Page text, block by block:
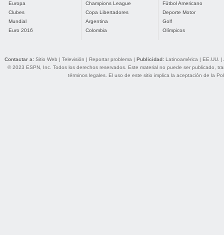
Europa
Clubes
Mundial
Euro 2016
Champions League
Copa Libertadores
Argentina
Colombia
Fútbol Americano
Deporte Motor
Golf
Olímpicos
Contactar a: Sitio Web | Televisión | Reportar problema | Publicidad: Latinoamérica | EE.UU. |
© 2023 ESPN, Inc. Todos los derechos reservados. Este material no puede ser publicado,
términos legales. El uso de este sitio implica la aceptación de la